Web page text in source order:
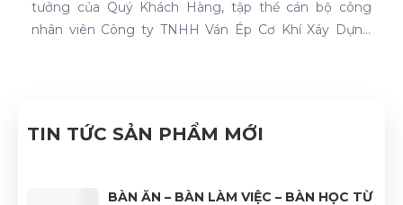
tưởng của Quý Khách Hàng, tập thể cán bộ công
nhân viên Công ty TNHH Ván Ép Cơ Khí Xáy Dựng
TIN TỨC SẢN PHẨM MỚI
BÀN ĂN – BÀN LÀM VIỆC – BÀN HỌC TỪ